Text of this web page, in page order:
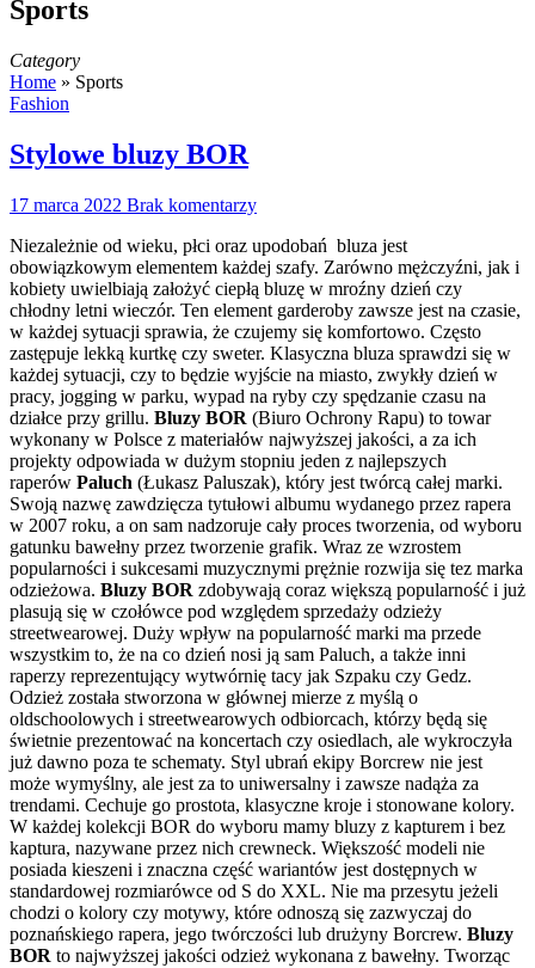
Sports
Category
Home » Sports
Fashion
Stylowe bluzy BOR
17 marca 2022 Brak komentarzy
Niezależnie od wieku, płci oraz upodobań bluza jest
obowiązkowym elementem każdej szafy. Zarówno mężczyźni, jak i
kobiety uwielbiają założyć ciepłą bluzę w mroźny dzień czy
chłodny letni wieczór. Ten element garderoby zawsze jest na czasie,
w każdej sytuacji sprawia, że czujemy się komfortowo. Często
zastępuje lekką kurtkę czy sweter. Klasyczna bluza sprawdzi się w
każdej sytuacji, czy to będzie wyjście na miasto, zwykły dzień w
pracy, jogging w parku, wypad na ryby czy spędzanie czasu na
działce przy grillu. Bluzy BOR (Biuro Ochrony Rapu) to towar
wykonany w Polsce z materiałów najwyższej jakości, a za ich
projekty odpowiada w dużym stopniu jeden z najlepszych
raperów Paluch (Łukasz Paluszak), który jest twórcą całej marki.
Swoją nazwę zawdzięcza tytułowi albumu wydanego przez rapera
w 2007 roku, a on sam nadzoruje cały proces tworzenia, od wyboru
gatunku bawełny przez tworzenie grafik. Wraz ze wzrostem
popularności i sukcesami muzycznymi prężnie rozwija się tez marka
odzieżowa. Bluzy BOR zdobywają coraz większą popularność i już
plasują się w czołówce pod względem sprzedaży odzieży
streetwearowej. Duży wpływ na popularność marki ma przede
wszystkim to, że na co dzień nosi ją sam Paluch, a także inni
raperzy reprezentujący wytwórnię tacy jak Szpaku czy Gedz.
Odzież została stworzona w głównej mierze z myślą o
oldschoolowych i streetwearowych odbiorcach, którzy będą się
świetnie prezentować na koncertach czy osiedlach, ale wykroczyła
już dawno poza te schematy. Styl ubrań ekipy Borcrew nie jest
może wymyślny, ale jest za to uniwersalny i zawsze nadąża za
trendami. Cechuje go prostota, klasyczne kroje i stonowane kolory.
W każdej kolekcji BOR do wyboru mamy bluzy z kapturem i bez
kaptura, nazywane przez nich crewneck. Większość modeli nie
posiada kieszeni i znaczna część wariantów jest dostępnych w
standardowej rozmiarówce od S do XXL. Nie ma przesytu jeżeli
chodzi o kolory czy motywy, które odnoszą się zazwyczaj do
poznańskiego rapera, jego twórczości lub drużyny Borcrew. Bluzy
BOR to najwyższej jakości odzież wykonana z bawełny. Tworząc